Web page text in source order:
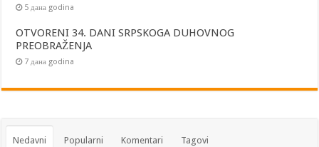
5 дана godina
OTVORENI 34. DANI SRPSKOGA DUHOVNOG
PREOBRAŽENJA
7 дана godina
Nedavni Popularni Komentari Tagovi